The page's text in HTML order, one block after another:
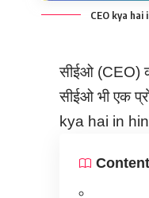
CEO kya hai
सीईओ (CEO)
सीईओ भी एक
kya hai in